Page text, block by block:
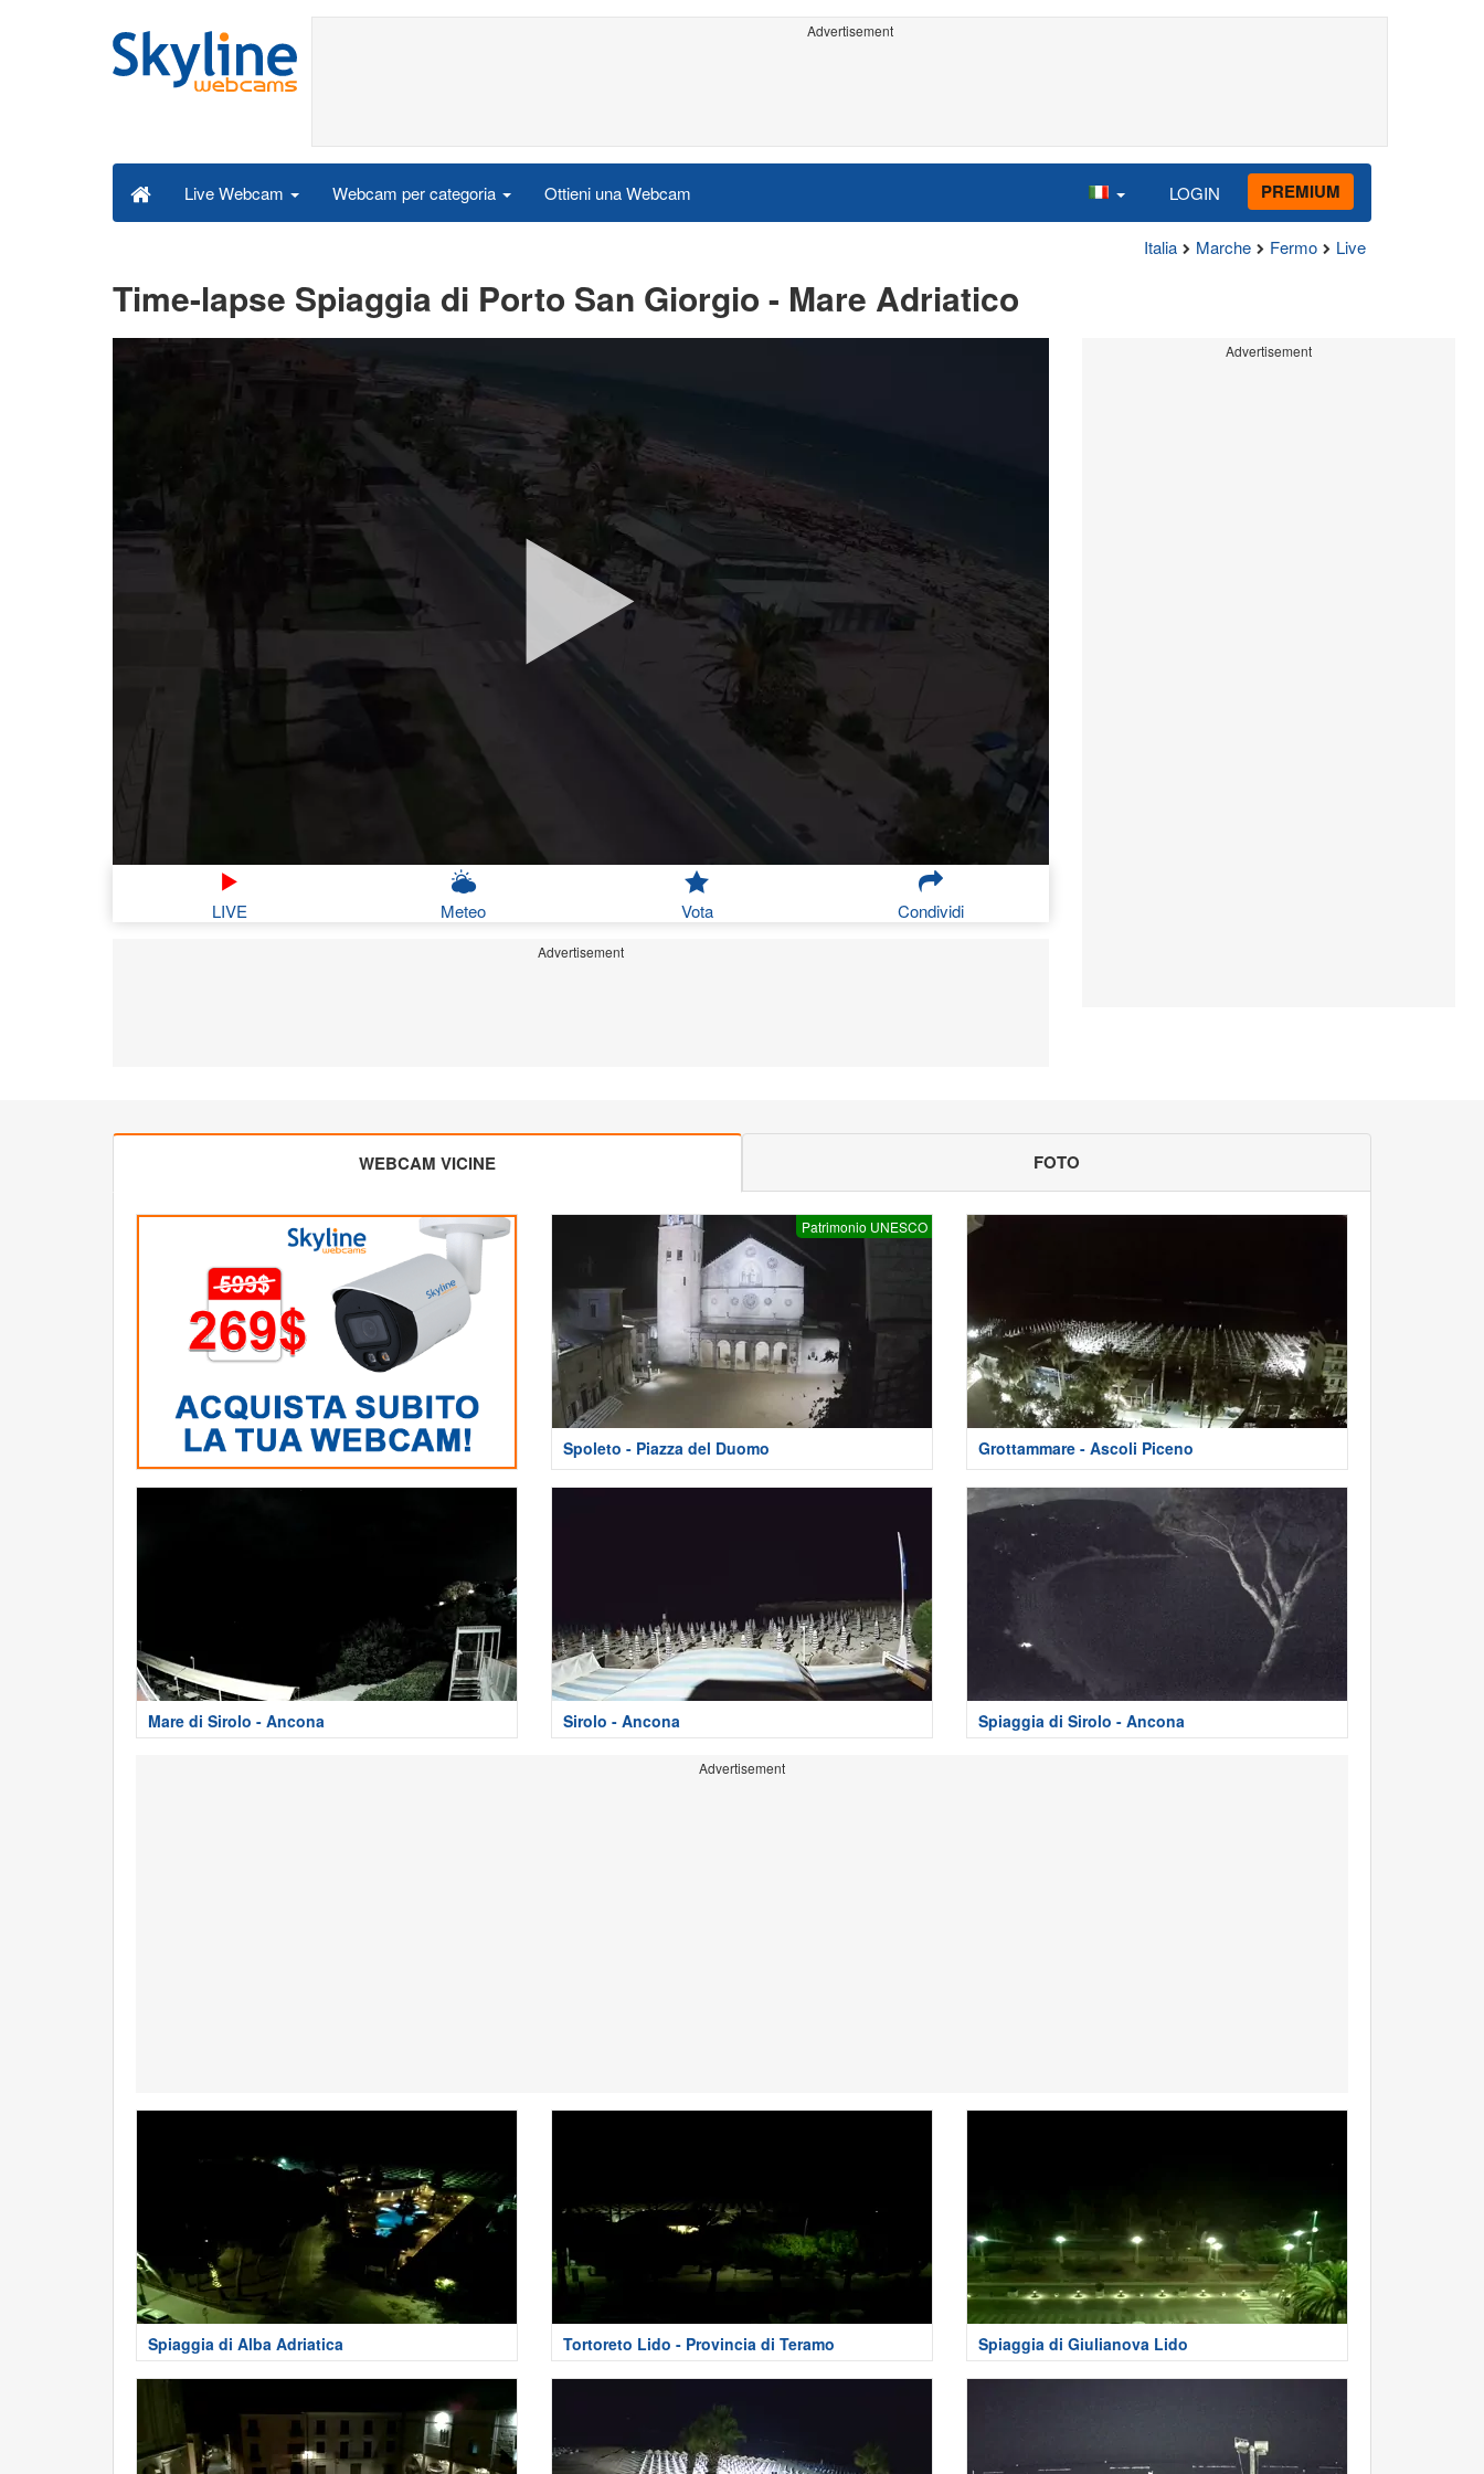
Advertisement
Live Webcam Webcam per categoria Ottieni una Webcam LOGIN PREMIUM
Italia Marche Fermo Live
Time-lapse Spiaggia di Porto San Giorgio - Mare Adriatico
LIVE Meteo Vota Condividi
Advertisement
Advertisement
WEBCAM VICINE FOTO
Patrimonio UNESCO
Spoleto - Piazza del Duomo Grottammare - Ascoli Piceno
Mare di Sirolo - Ancona Sirolo - Ancona Spiaggia di Sirolo - Ancona
Advertisement
Spiaggia di Alba Adriatica Tortoreto Lido - Provincia di Teramo Spiaggia di Giulianova Lido